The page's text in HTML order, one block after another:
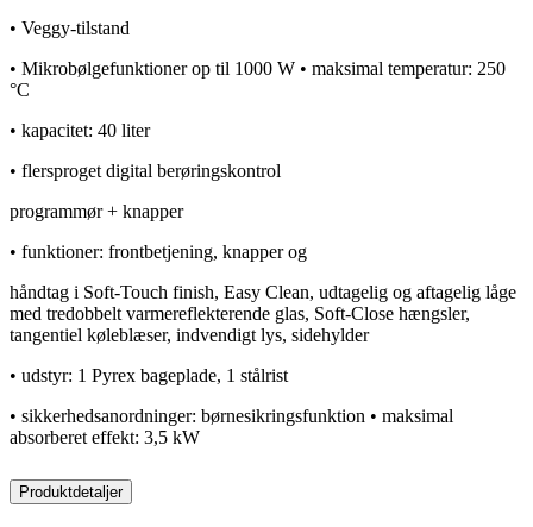
• Veggy-tilstand
• Mikrobølgefunktioner op til 1000 W • maksimal temperatur: 250
°C
• kapacitet: 40 liter
• flersproget digital berøringskontrol
programmør + knapper
• funktioner: frontbetjening, knapper og
håndtag i Soft-Touch finish, Easy Clean, udtagelig og aftagelig låge
med tredobbelt varmereflekterende glas, Soft-Close hængsler,
tangentiel køleblæser, indvendigt lys, sidehylder
• udstyr: 1 Pyrex bageplade, 1 stålrist
• sikkerhedsanordninger: børnesikringsfunktion • maksimal
absorberet effekt: 3,5 kW
Produktdetaljer